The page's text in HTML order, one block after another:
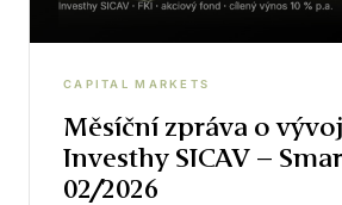
CAPITAL MARKETS
Měsíční zpráva o
Investhy SICAV –
02/2026